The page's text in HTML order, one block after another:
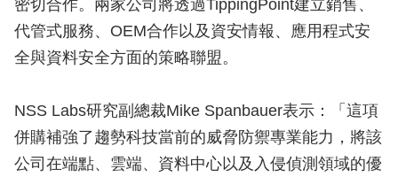
密切合作。兩家公司將透過TippingPoint建立銷售、
代管式服務、OEM合作以及資安情報、應用程式安
全與資料安全方面的策略聯盟。
NSS Labs研究副總裁Mike Spanbauer表示：「這項
併購補強了趨勢科技當前的威脅防禦專業能力，將該
公司在端點、雲端、資料中心以及入侵偵測領域的優